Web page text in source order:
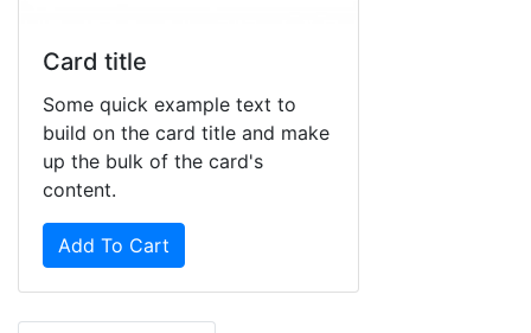
Card title
Some quick example text to
build on the card title and make
up the bulk of the card's
content.
Add To Cart